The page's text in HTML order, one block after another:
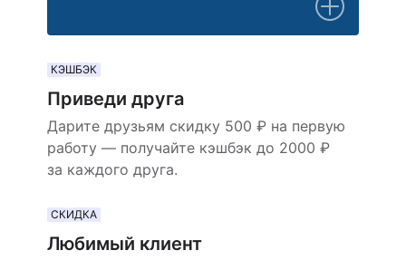
КЭШБЭК
Приведи друга
Дарите друзьям скидку 500 ₽ на первую
работу — получайте кэшбэк до 2000 ₽
за каждого друга.
СКИДКА
Любимый клиент